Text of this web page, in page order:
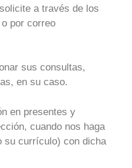
a través de los
por correo
sus consultas,
en su caso.
en presentes y
cuando nos haga
su currículo) con dicha